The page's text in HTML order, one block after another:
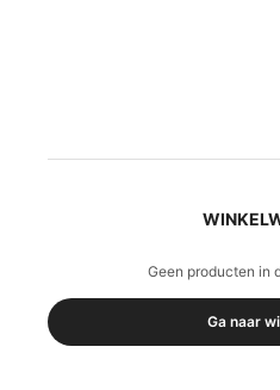
Geen producten in
Ga naar